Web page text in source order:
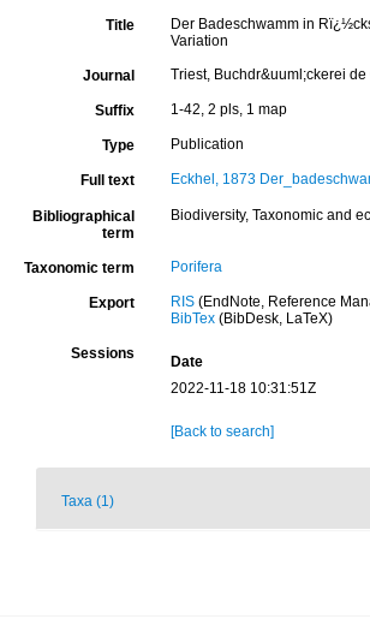
Title
Der Badeschwamm in
Variation
Journal Triest, Buchdr&uuml;ckerei
Suffix 1-42, 2 pls, 1 map
Type Publication
Full text Eckhel, 1873
Bibliographical
term
Biodiversity, Taxonomic and
Taxonomic term Porifera
Export RIS(EndNote, Reference
BibTex(BibDesk, LaTeX)
Sessions Date
2022-11-18 10:31:51Z
[Back to search]
Taxa (1)